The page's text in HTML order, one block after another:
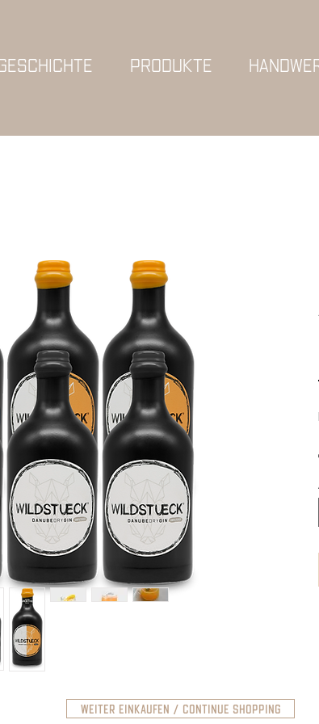
PRODUKTE
Weiter Einkaufen / Continue Shopping